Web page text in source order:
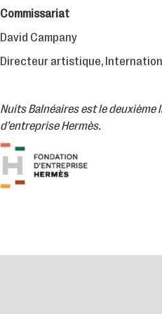
Commissariat
David Campany
Directeur artistique,
Nuits Balnéaires est le
d’entreprise Hermès.